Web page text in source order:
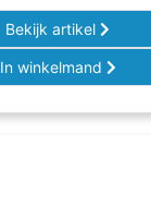
Bekijk artikel
In winkelmand